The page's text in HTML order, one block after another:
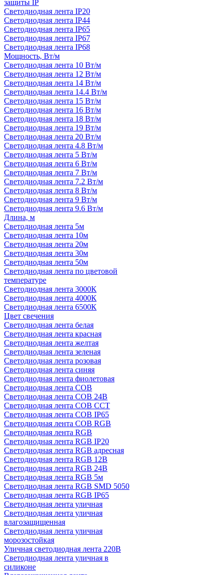
защиты IP
Светодиодная лента IP20
Светодиодная лента IP44
Светодиодная лента IP65
Светодиодная лента IP67
Светодиодная лента IP68
Мощность, Вт/м
Светодиодная лента 10 Вт/м
Светодиодная лента 12 Вт/м
Светодиодная лента 14 Вт/м
Светодиодная лента 14.4 Вт/м
Светодиодная лента 15 Вт/м
Светодиодная лента 16 Вт/м
Светодиодная лента 18 Вт/м
Светодиодная лента 19 Вт/м
Светодиодная лента 20 Вт/м
Светодиодная лента 4.8 Вт/м
Светодиодная лента 5 Вт/м
Светодиодная лента 6 Вт/м
Светодиодная лента 7 Вт/м
Светодиодная лента 7.2 Вт/м
Светодиодная лента 8 Вт/м
Светодиодная лента 9 Вт/м
Светодиодная лента 9.6 Вт/м
Длина, м
Светодиодная лента 5м
Светодиодная лента 10м
Светодиодная лента 20м
Светодиодная лента 30м
Светодиодная лента 50м
Светодиодная лента по цветовой
температуре
Светодиодная лента 3000К
Светодиодная лента 4000К
Светодиодная лента 6500К
Цвет свечения
Светодиодная лента белая
Светодиодная лента красная
Светодиодная лента желтая
Светодиодная лента зеленая
Светодиодная лента розовая
Светодиодная лента синяя
Светодиодная лента фиолетовая
Светодиодная лента COB
Светодиодная лента COB 24В
Светодиодная лента COB CCT
Светодиодная лента COB IP65
Светодиодная лента COB RGB
Светодиодная лента RGB
Светодиодная лента RGB IP20
Светодиодная лента RGB адресная
Светодиодная лента RGB 12В
Светодиодная лента RGB 24В
Светодиодная лента RGB 5м
Светодиодная лента RGB SMD 5050
Светодиодная лента RGB IP65
Светодиодная лента уличная
Светодиодная лента уличная
влагозащищенная
Светодиодная лента уличная
морозостойкая
Уличная светодиодная лента 220В
Светодиодная лента уличная в
силиконе